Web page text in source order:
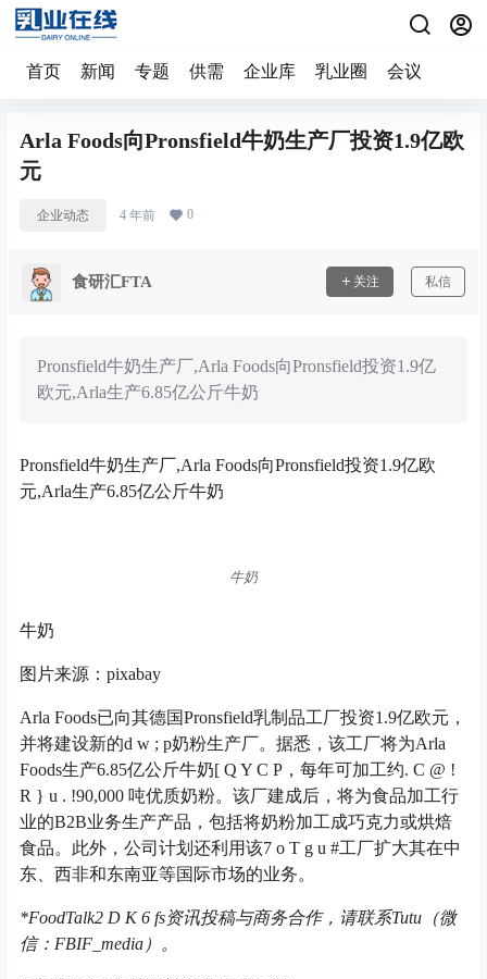
首页 新闻 专题 供需 企业库 乳业圈 会议
Arla Foods向Pronsfield牛奶生产厂投资1.9亿欧
元
企业动态 4 年前 0
食研汇FTA 关注 私信
Pronsfield牛奶生产厂,Arla Foods向Pronsfield投资1.9亿
欧元,Arla生产6.85亿公斤牛奶
Pronsfield牛奶生产厂,Arla Foods向Pronsfield投资1.9亿欧
元,Arla生产6.85亿公斤牛奶
牛奶
牛奶
图片来源：pixabay
Arla Foods已向其德国Pronsfield乳制品工厂投资1.9亿欧元，
并将建设新的d w ; p奶粉生产厂。据悉，该工厂将为Arla
Foods生产6.85亿公斤牛奶[ Q Y C P ，每年可加工约. C @ !
R } u . !90,000 吨优质奶粉。该厂建成后，将为食品加工行
业的B2B业务生产产品，包括将奶粉加工成巧克力或烘焙
食品。此外，公司计划还利用该7 o T g u #工厂扩大其在中
东、西非和东南亚等国际市场的业务。
*FoodTalk2 D K 6 fs资讯投稿与商务合作，请联系Tutu（微
信：FBIF_media）。